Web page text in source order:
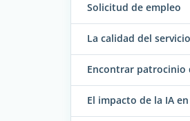
Solicitud de empleo
La calidad del
Encontrar patrocinio
El impacto de la IA